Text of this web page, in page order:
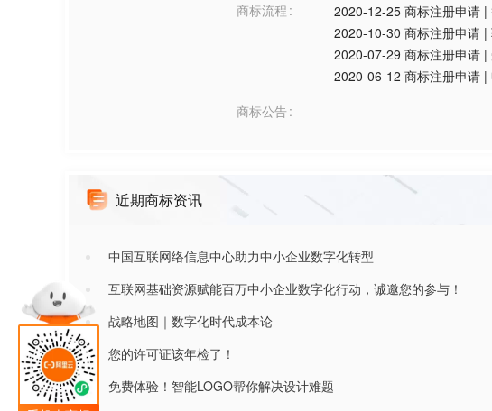
商标流程
2020-12-25 商标注册申请 |
2020-10-30 商标注册申请 |
2020-07-29 商标注册申请 |
2020-06-12 商标注册申请 |
商标公告
近期商标资讯
中国互联网络信息中心助力中小企业数字化转型
互联网基础资源赋能百万中小企业数字化行动，诚邀您的参与！
战略地图｜数字化时代成本论
您的许可证该年检了！
免费体验！智能LOGO帮你解决设计难题